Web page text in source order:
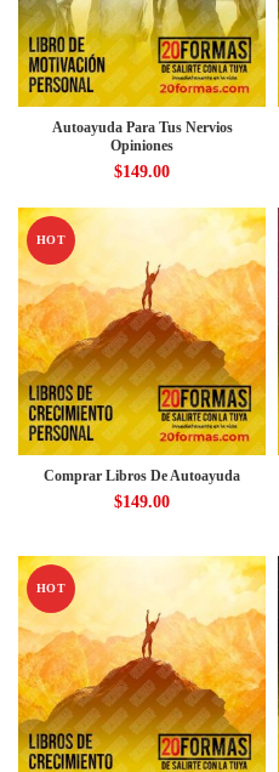
Autoayuda Para Tus Nervios
Opiniones
$149.00
HOT
Comprar Libros De Autoayuda
$149.00
HOT